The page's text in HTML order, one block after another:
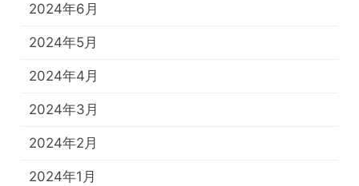
2024年6月
2024年5月
2024年4月
2024年3月
2024年2月
2024年1月